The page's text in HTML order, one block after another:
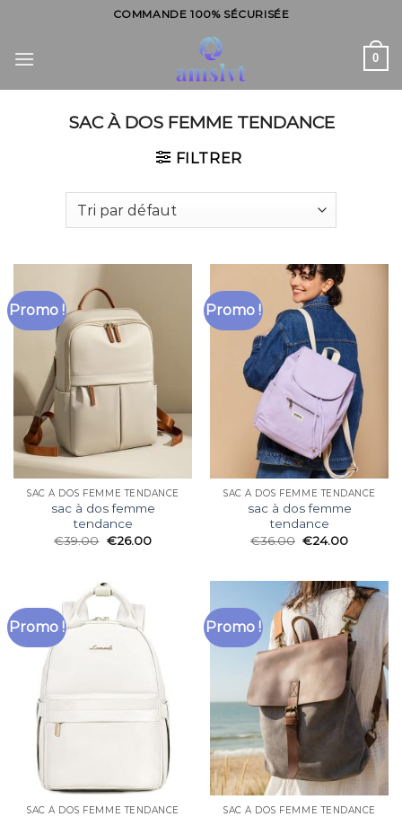
content
COMMANDE 100% SÉCURISÉE
0
SAC À DOS FEMME TENDANCE
FILTRER
Promo !
SAC À DOS FEMME TENDANCE
sac à dos femme
tendance
€39.00 €26.00
Promo !
SAC À DOS FEMME TENDANCE
sac à dos femme
tendance
€36.00 €24.00
Promo !
SAC À DOS FEMME TENDANCE
Promo !
SAC À DOS FEMME TENDANCE